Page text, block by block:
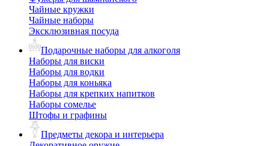
Чайные кружки
Чайные наборы
Эксклюзивная посуда
Подарочные наборы для алкоголя
Наборы для виски
Наборы для водки
Наборы для коньяка
Наборы для крепких напитков
Наборы сомелье
Штофы и графины
Предметы декора и интерьера